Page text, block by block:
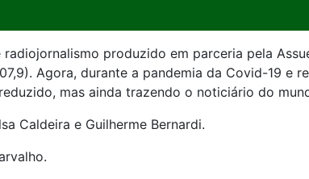
radiojornalismo produzido em parceria pela
Agora, durante a pandemia da Covid-19
mas ainda trazendo o noticiário do
Caldeira e Guilherme Bernardi.